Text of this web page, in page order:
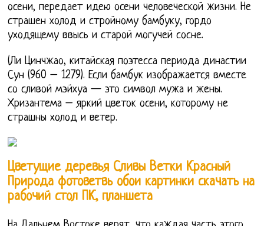
осени, передает идею осени человеческой жизни. Не
страшен холод и стройному бамбуку, гордо
уходящему ввысь и старой могучей сосне.
(Ли Цинчжао, китайская поэтесса периода династии
Сун (960 – 1279). Если бамбук изображается вместе
со сливой мэйхуа — это символ мужа и жены.
Хризантема – яркий цветок осени, которому не
страшны холод и ветер.
Цветущие деревья Сливы Ветки Красный
Природа фотоветвь обои картинки скачать на
рабочий стол ПК, планшета